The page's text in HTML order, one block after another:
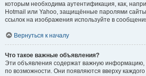
которым необходима аутентификация, как,
Hotmail или Yahoo, защищённые паролями сайты
ссылок на изображения используйте в
Вернуться к началу
Что такое важные объявления?
Эти объявления содержат важную информацию,
по возможности. Они появляются вверху